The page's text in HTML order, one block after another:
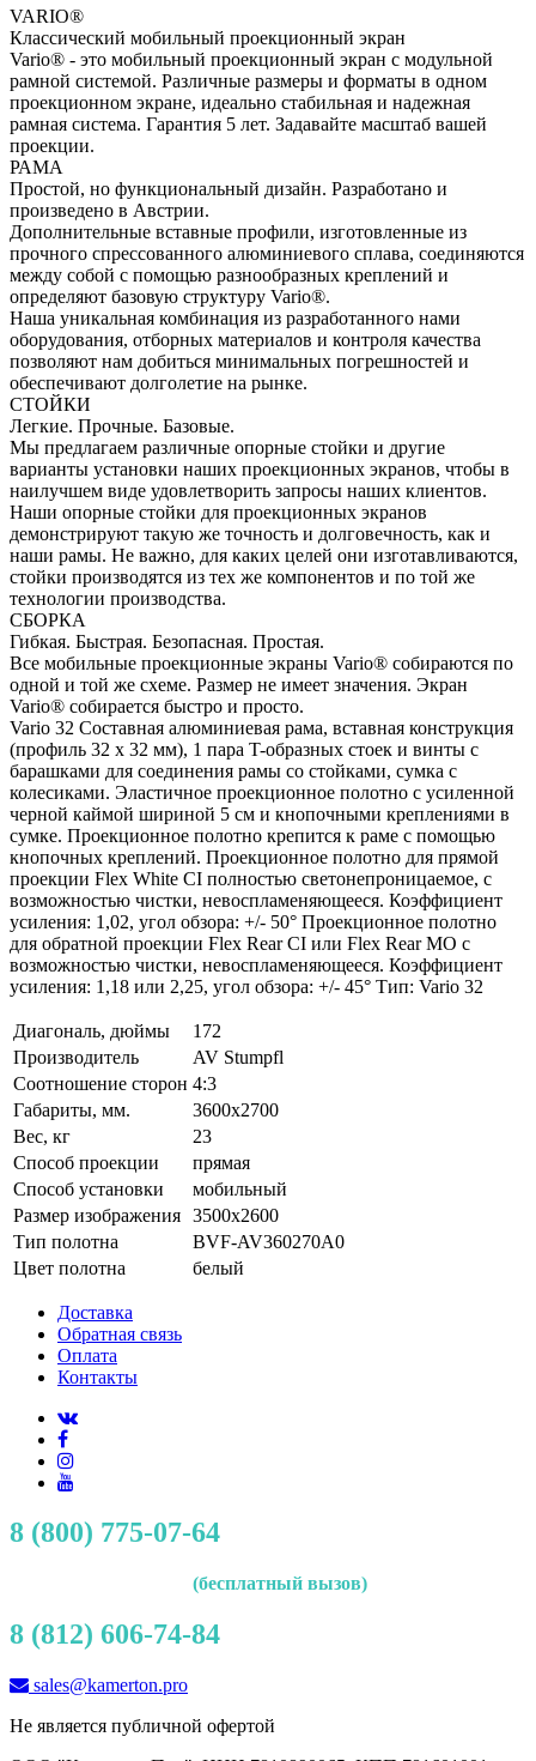
VARIO®
Классический мобильный проекционный экран
Vario® - это мобильный проекционный экран с модульной
рамной системой. Различные размеры и форматы в одном
проекционном экране, идеально стабильная и надежная
рамная система. Гарантия 5 лет. Задавайте масштаб вашей
проекции.
РАМА
Простой, но функциональный дизайн. Разработано и
произведено в Австрии.
Дополнительные вставные профили, изготовленные из
прочного спрессованного алюминиевого сплава, соединяются
между собой с помощью разнообразных креплений и
определяют базовую структуру Vario®.
Наша уникальная комбинация из разработанного нами
оборудования, отборных материалов и контроля качества
позволяют нам добиться минимальных погрешностей и
обеспечивают долголетие на рынке.
СТОЙКИ
Легкие. Прочные. Базовые.
Мы предлагаем различные опорные стойки и другие
варианты установки наших проекционных экранов, чтобы в
наилучшем виде удовлетворить запросы наших клиентов.
Наши опорные стойки для проекционных экранов
демонстрируют такую же точность и долговечность, как и
наши рамы. Не важно, для каких целей они изготавливаются,
стойки производятся из тех же компонентов и по той же
технологии производства.
СБОРКА
Гибкая. Быстрая. Безопасная. Простая.
Все мобильные проекционные экраны Vario® собираются по
одной и той же схеме. Размер не имеет значения. Экран
Vario® собирается быстро и просто.
Vario 32 Составная алюминиевая рама, вставная конструкция
(профиль 32 x 32 мм), 1 пара T-образных стоек и винты с
барашками для соединения рамы со стойками, сумка с
колесиками. Эластичное проекционное полотно с усиленной
черной каймой шириной 5 см и кнопочными креплениями в
сумке. Проекционное полотно крепится к раме с помощью
кнопочных креплений. Проекционное полотно для прямой
проекции Flex White CI полностью светонепроницаемое, с
возможностью чистки, невоспламеняющееся. Коэффициент
усиления: 1,02, угол обзора: +/- 50° Проекционное полотно
для обратной проекции Flex Rear CI или Flex Rear MO с
возможностью чистки, невоспламеняющееся. Коэффициент
усиления: 1,18 или 2,25, угол обзора: +/- 45° Тип: Vario 32
Диагональ, дюймы
172
Производитель
AV Stumpfl
Соотношение сторон 4:3
Габариты, мм.
3600x2700
Вес, кг
23
Способ проекции
прямая
Способ установки
мобильный
Размер изображения 3500x2600
Тип полотна
BVF-AV360270A0
Цвет полотна
белый
Доставка
Обратная связь
Оплата
Контакты
8 (800) 775-07-64
(бесплатный вызов)
8 (812) 606-74-84
sales@kamerton.pro
Не является публичной офертой